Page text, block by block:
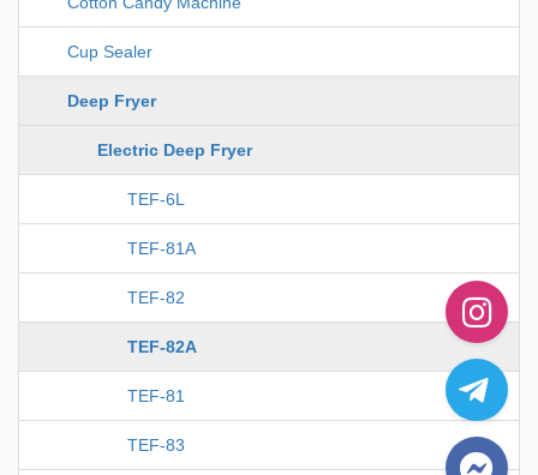
Cup Sealer
Deep Fryer
Electric Deep Fryer
TEF-6L
TEF-81A
TEF-82
TEF-82A
TEF-81
TEF-83